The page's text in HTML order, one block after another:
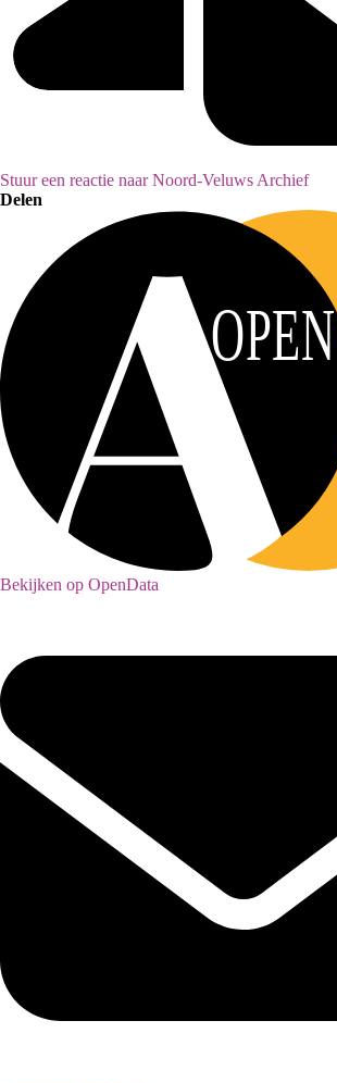
Stuur een reactie naar Noord-Veluws Archief
Delen
OPEN
Bekijken op OpenData